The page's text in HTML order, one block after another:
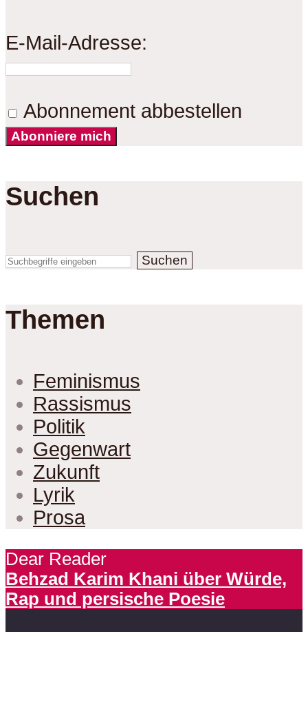
E-Mail-Adresse:
Abonnement abbestellen
Abonniere mich
Suchen
Suchen
Themen
Feminismus
Rassismus
Politik
Gegenwart
Zukunft
Lyrik
Prosa
Dear Reader
Behzad Karim Khani über Würde,
Rap und persische Poesie